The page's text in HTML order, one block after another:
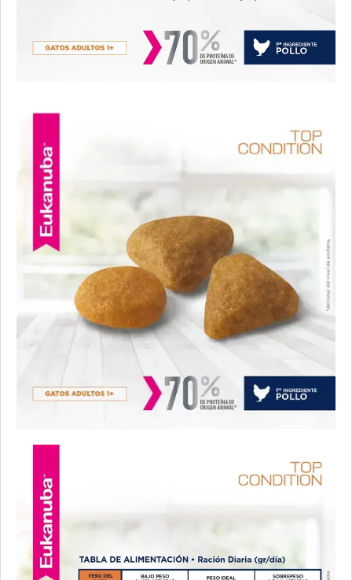
Old Prince Premium Gato Adulto
Old Prince Proteínas Noveles Gato Adulto Cordero y Arroz
y Arroz Integral
Pipón Pipón Gato Adulto
Pro Plan Gato Adulto
Pro Plan Gato Adulto Esterilizado con Carne de Salmón
Pro Plan Gato Adulto Live Clear Reductor de Alérgenos
Pro Plan Gato Adulto Piel & Estómago Sensible
Pro Plan Gato Adulto Urinary
Pro Plan Veterinary Diets Gato Adulto Gastrointestinal
Pro Plan Veterinary Diets Gato Adulto Renal Etapa Avanzada
Pro Plan Veterinary Diets Gato Adulto Urinary
Pro Plan Veterinary Diets Gato Adulto con Sobrepeso
Profesional Vet Premium Gato Adulto
Profesional Vet Super Premium Gato Adulto Urinary
Raza Gato Adulto sabor Carne, Pescado y Arroz
Raza Gato Adulto sabor Pollo y Leche
Raza Gato Castrado
Royal Canin Gato Active 7+
Royal Canin Gato Care Appetite Control
Royal Canin Gato Care Digestive